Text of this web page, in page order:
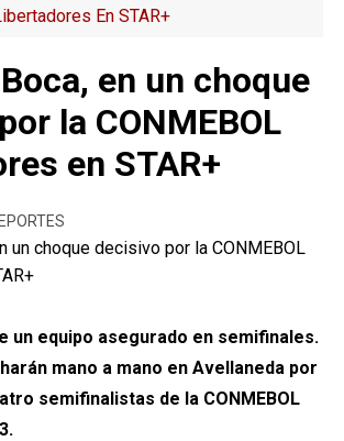
En STAR+
en un choque
la CONMEBOL
en STAR+
un equipo asegurado en semifinales.
mano a mano en Avellaneda por
semifinalistas de la CONMEBOL